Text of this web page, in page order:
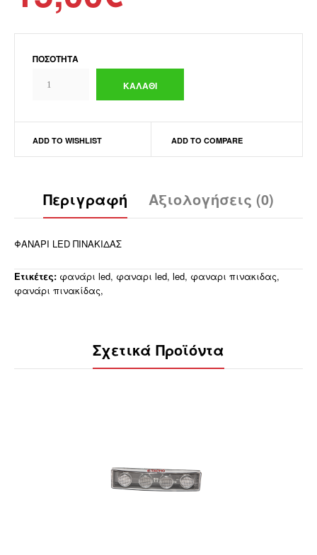
ΠΟΣΌΤΗΤΑ
ADD TO WISHLIST ADD TO COMPARE
Περιγραφή Αξιολογήσεις (0)
ΦΑΝΑΡΙ LED ΠΙΝΑΚΙΔΑΣ
Ετικέτες: φανάρι led, φαναρι led, led, φαναρι πινακιδας,
φανάρι πινακίδας,
Σχετικά Προϊόντα